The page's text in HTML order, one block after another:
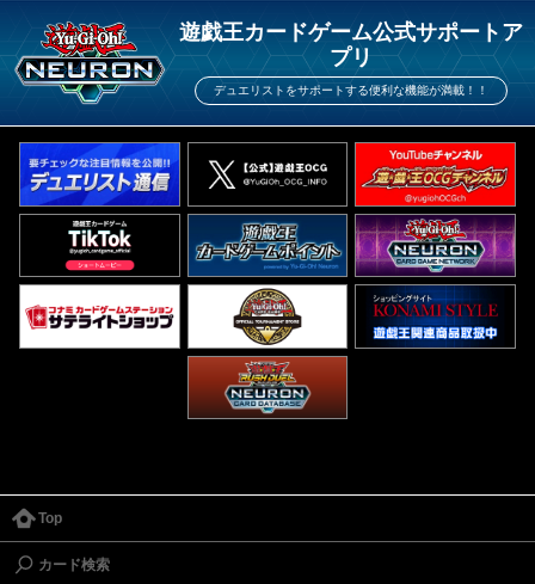
遊戯王カードゲーム公式サポートア
プリ
デュエリストをサポートする便利な機能が満載！！
Top
カード検索